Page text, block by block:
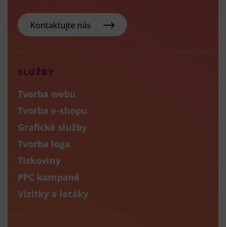
Kontaktujte nás
SLUŽBY
Tvorba webu
Tvorba e-shopu
Grafické služby
Tvorba loga
Tiskoviny
PPC kampaně
Vizitky a letáky